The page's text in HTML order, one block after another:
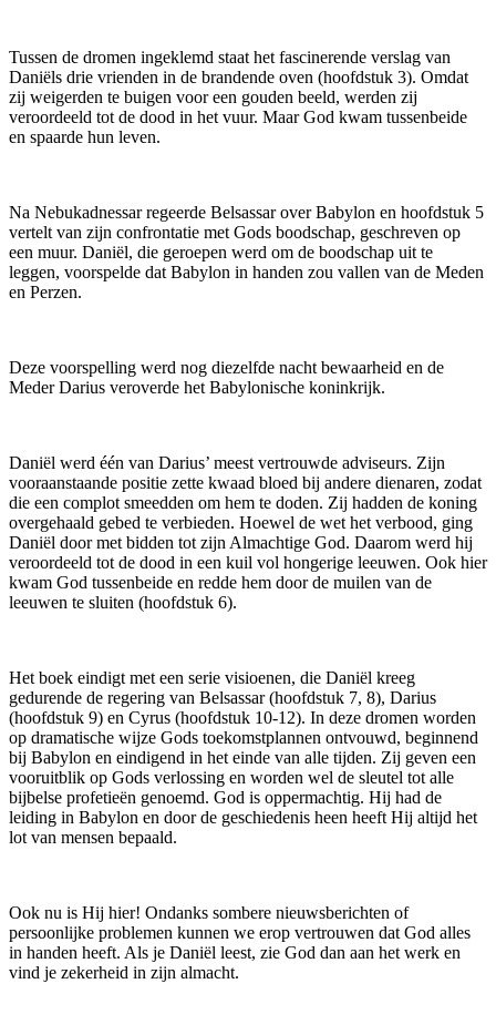
Tussen de dromen ingeklemd staat het fascinerende verslag van
Daniëls drie vrienden in de brandende oven (hoofdstuk 3). Omdat
zij weigerden te buigen voor een gouden beeld, werden zij
veroordeeld tot de dood in het vuur. Maar God kwam tussenbeide
en spaarde hun leven.
Na Nebukadnessar regeerde Belsassar over Babylon en hoofdstuk 5
vertelt van zijn confrontatie met Gods boodschap, geschreven op
een muur. Daniël, die geroepen werd om de boodschap uit te
leggen, voorspelde dat Babylon in handen zou vallen van de Meden
en Perzen.
Deze voorspelling werd nog diezelfde nacht bewaarheid en de
Meder Darius veroverde het Babylonische koninkrijk.
Daniël werd één van Darius’ meest vertrouwde adviseurs. Zijn
vooraanstaande positie zette kwaad bloed bij andere dienaren, zodat
die een complot smeedden om hem te doden. Zij hadden de koning
overgehaald gebed te verbieden. Hoewel de wet het verbood, ging
Daniël door met bidden tot zijn Almachtige God. Daarom werd hij
veroordeeld tot de dood in een kuil vol hongerige leeuwen. Ook hier
kwam God tussenbeide en redde hem door de muilen van de
leeuwen te sluiten (hoofdstuk 6).
Het boek eindigt met een serie visioenen, die Daniël kreeg
gedurende de regering van Belsassar (hoofdstuk 7, 8), Darius
(hoofdstuk 9) en Cyrus (hoofdstuk 10-12). In deze dromen worden
op dramatische wijze Gods toekomstplannen ontvouwd, beginnend
bij Babylon en eindigend in het einde van alle tijden. Zij geven een
vooruitblik op Gods verlossing en worden wel de sleutel tot alle
bijbelse profetieën genoemd. God is oppermachtig. Hij had de
leiding in Babylon en door de geschiedenis heen heeft Hij altijd het
lot van mensen bepaald.
Ook nu is Hij hier! Ondanks sombere nieuwsberichten of
persoonlijke problemen kunnen we erop vertrouwen dat God alles
in handen heeft. Als je Daniël leest, zie God dan aan het werk en
vind je zekerheid in zijn almacht.